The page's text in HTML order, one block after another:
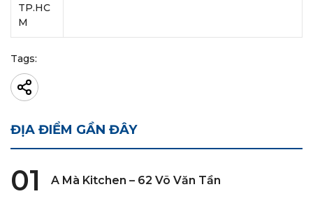
TP.HC
M
Tags:
ĐỊA ĐIỂM GẦN ĐÂY
01 A Mà Kitchen – 62 Võ Văn Tần